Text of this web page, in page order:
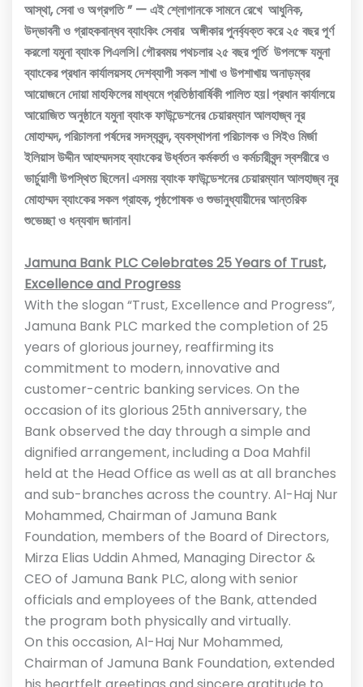
আস্থা, সেবা ও অগ্রগতি ” — এই শ্লোগানকে সামনে রেখে আধুনিক,
উদ্ভাবনী ও গ্রাহকবান্ধব ব্যাংকিং সেবার অঙ্গীকার পুনর্ব্যক্ত করে ২৫ বছর পূর্ণ
করলো যমুনা ব্যাংক পিএলসি। গৌরবময় পথচলার ২৫ বছর পূর্তি উপলক্ষে যমুনা
ব্যাংকের প্রধান কার্যালয়সহ দেশব্যাপী সকল শাখা ও উপশাখায় অনাড়ম্বর
আয়োজনে দোয়া মাহফিলের মাধ্যমে প্রতিষ্ঠাবার্ষিকী পালিত হয়। প্রধান কার্যালয়ে
আয়োজিত অনুষ্ঠানে যমুনা ব্যাংক ফাউন্ডেশনের চেয়ারম্যান আলহাজ্ব নূর
মোহাম্মদ, পরিচালনা পর্ষদের সদস্যবৃন্দ, ব্যবস্থাপনা পরিচালক ও সিইও মির্জা
ইলিয়াস উদ্দীন আহম্মদসহ ব্যাংকের উর্ধ্বতন কর্মকর্তা ও কর্মচারীবৃন্দ স্বশরীরে ও
ভার্চুয়ালী উপস্থিত ছিলেন। এসময় ব্যাংক ফাউন্ডেশনের চেয়ারম্যান আলহাজ্ব নূর
মোহাম্মদ ব্যাংকের সকল গ্রাহক, পৃষ্ঠপোষক ও শুভানুধ্যায়ীদের আন্তরিক
শুভেচ্ছা ও ধন্যবাদ জানান।
Jamuna Bank PLC Celebrates 25 Years of Trust,
Excellence and Progress
With the slogan “Trust, Excellence and Progress”,
Jamuna Bank PLC marked the completion of 25
years of glorious journey, reaffirming its
commitment to modern, innovative and
customer-centric banking services. On the
occasion of its glorious 25th anniversary, the
Bank observed the day through a simple and
dignified arrangement, including a Doa Mahfil
held at the Head Office as well as at all branches
and sub-branches across the country. Al-Haj Nur
Mohammed, Chairman of Jamuna Bank
Foundation, members of the Board of Directors,
Mirza Elias Uddin Ahmed, Managing Director &
CEO of Jamuna Bank PLC, along with senior
officials and employees of the Bank, attended
the program both physically and virtually.
On this occasion, Al-Haj Nur Mohammed,
Chairman of Jamuna Bank Foundation, extended